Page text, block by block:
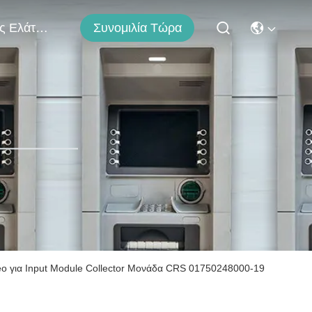
Μας Ελάτε Σε Επαφή Με Συνομιλία Τώρα
για Input Module Collector Μονάδα CRS 01750248000-19